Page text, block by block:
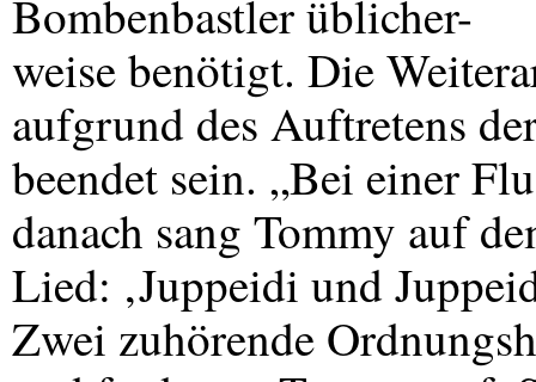
Bombenbastler üblicher-
weise benötigt. Die
aufgrund des Auftretens
beendet sein. „Bei einer
danach sang Tommy auf
Lied: ‚Juppeidi und
Zwei zuhörende